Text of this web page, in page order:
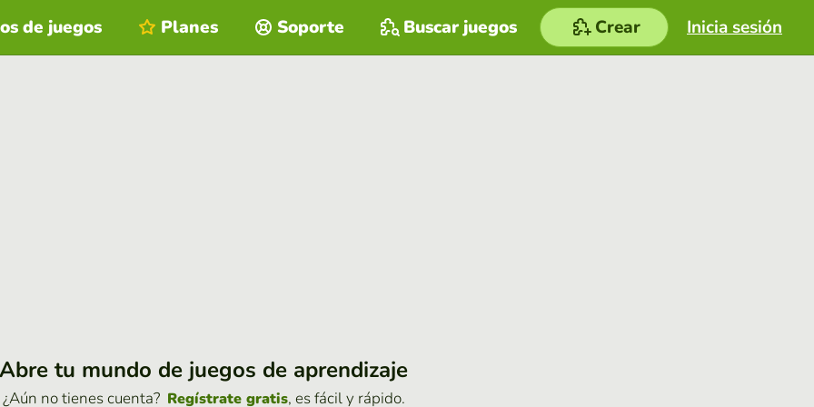
Inicia sesión
de juegos Planes Soporte Buscar juegos Crear
Abre tu mundo de juegos de aprendizaje
¿Aún no tienes cuenta? Regístrate gratis, es fácil y rápido.